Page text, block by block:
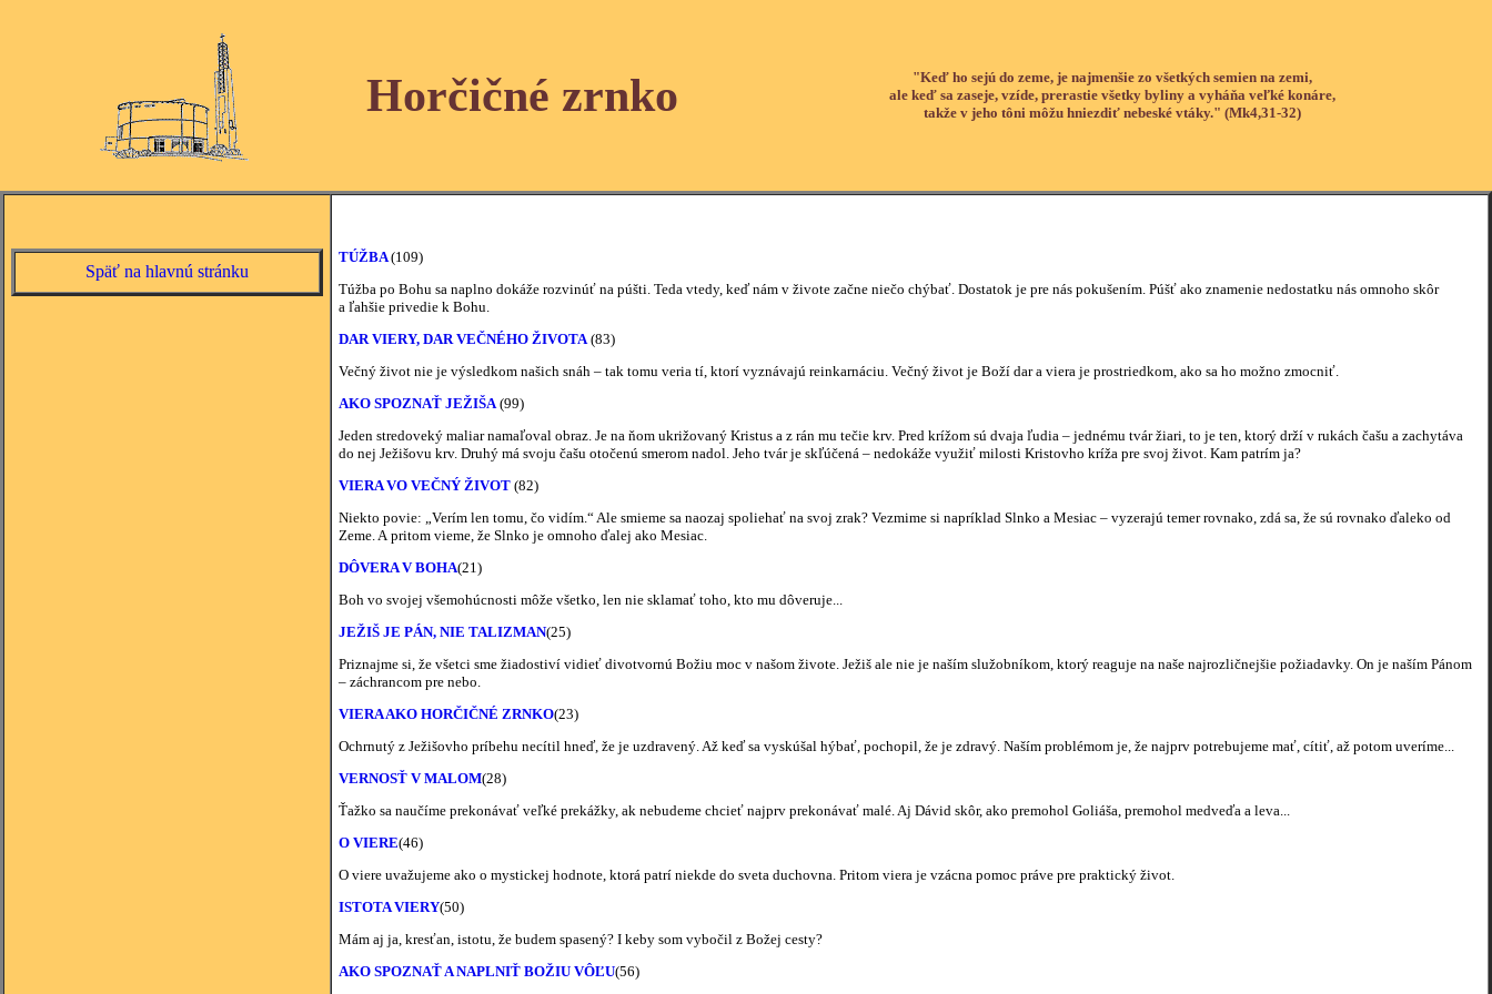
Horčičné zrnko
"Keď ho sejú do zeme, je najmenšie zo všetkých semien na zemi,
ale keď sa zaseje, vzíde, prerastie všetky byliny a vyháňa veľké konáre,
takže v jeho tôni môžu hniezdiť nebeské vtáky." (Mk4,31-32)
Späť na hlavnú stránku
TÚŽBA(109)
Túžba po Bohu sa naplno dokáže rozvinúť na púšti. Teda vtedy, keď nám v živote začne niečo chýbať. Dostatok je pre nás pokušením. Púšť ako znamenie nedostatku nás omnoho skôr
a ľahšie privedie k Bohu.
DAR VIERY, DAR VEČNÉHO ŽIVOTA(83)
Večný život nie je výsledkom našich snáh – tak tomu veria tí, ktorí vyznávajú reinkarnáciu. Večný život je Boží dar a viera je prostriedkom, ako sa ho možno zmocniť.
AKO SPOZNAŤ JEŽIŠA(99)
Jeden stredoveký maliar namaľoval obraz. Je na ňom ukrižovaný Kristus a z rán mu tečie krv. Pred krížom sú dvaja ľudia – jednému tvár žiari, to je ten, ktorý drží v rukách čašu a zachytáva
do nej Ježišovu krv. Druhý má svoju čašu otočenú smerom nadol. Jeho tvár je skľúčená – nedokáže využiť milosti Kristovho kríža pre svoj život. Kam patrím ja?
VIERA VO VEČNÝ ŽIVOT (82)
Niekto povie: „Verím len tomu, čo vidím.“ Ale smieme sa naozaj spoliehať na svoj zrak? Vezmime si napríklad Slnko a Mesiac – vyzerajú temer rovnako, zdá sa, že sú rovnako ďaleko od
Zeme. A pritom vieme, že Slnko je omnoho ďalej ako Mesiac.
DÔVERA V BOHA(21)
Boh vo svojej všemohúcnosti môže všetko, len nie sklamať toho, kto mu dôveruje...
JEŽIŠ JE PÁN, NIE TALIZMAN(25)
Priznajme si, že všetci sme žiadostiví vidieť divotvornú Božiu moc v našom živote. Ježiš ale nie je naším služobníkom, ktorý reaguje na naše najrozličnejšie požiadavky. On je naším Pánom
– záchrancom pre nebo.
VIERA AKO HORČIČNÉ ZRNKO(23)
Ochrnutý z Ježišovho príbehu necítil hneď, že je uzdravený. Až keď sa vyskúšal hýbať, pochopil, že je zdravý. Naším problémom je, že najprv potrebujeme mať, cítiť, až potom uveríme...
VERNOSŤ V MALOM(28)
Ťažko sa naučíme prekonávať veľké prekážky, ak nebudeme chcieť najprv prekonávať malé. Aj Dávid skôr, ako premohol Goliáša, premohol medveďa a leva...
O VIERE(46)
O viere uvažujeme ako o mystickej hodnote, ktorá patrí niekde do sveta duchovna. Pritom viera je vzácna pomoc práve pre praktický život.
ISTOTA VIERY(50)
Mám aj ja, kresťan, istotu, že budem spasený? I keby som vybočil z Božej cesty?
AKO SPOZNAŤ A NAPLNIŤ BOŽIU VÔĽU(56)